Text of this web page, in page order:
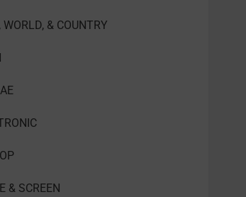
WORLD, & COUNTRY
& SCREEN